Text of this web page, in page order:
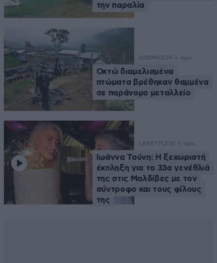
την παραλία
ΚΟΣΜΟΣ24 λ. πριν
Οκτώ διαμελισμένα
πτώματα βρέθηκαν θαμμένα
σε παράνομο μεταλλείο
LIFESTYLE30 λ. πριν
Ιωάννα Τούνη: Η ξεχωριστή
έκπληξη για τα 33α γενέθλιά
της στις Μαλδίβες με τον
σύντροφο και τους φίλους
της